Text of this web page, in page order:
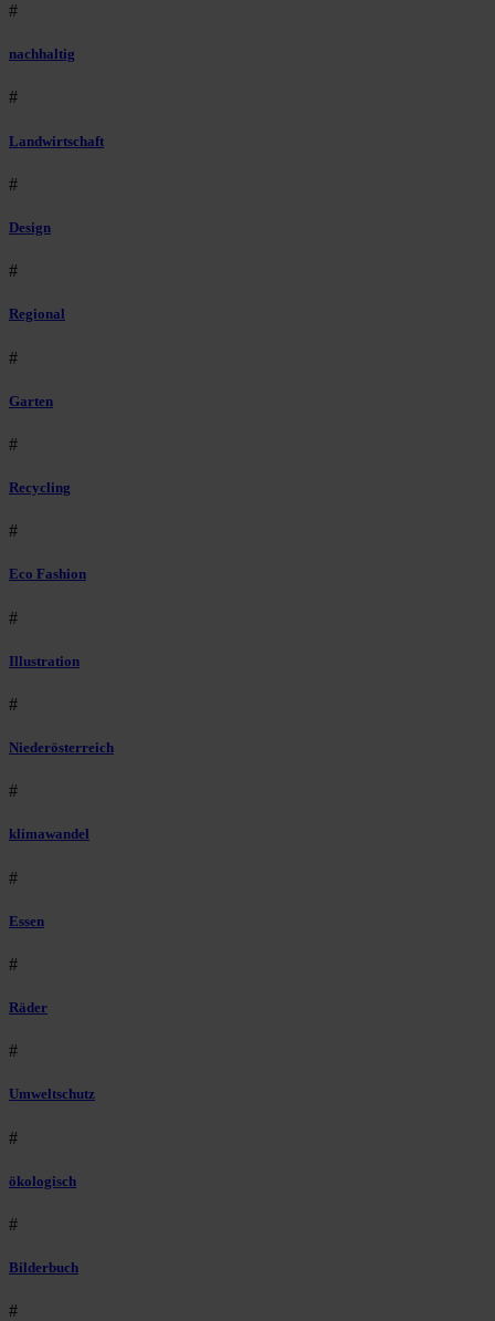
#
nachhaltig
#
Landwirtschaft
#
Design
#
Regional
#
Garten
#
Recycling
#
Eco Fashion
#
Illustration
#
Niederösterreich
#
klimawandel
#
Essen
#
Räder
#
Umweltschutz
#
ökologisch
#
Bilderbuch
#